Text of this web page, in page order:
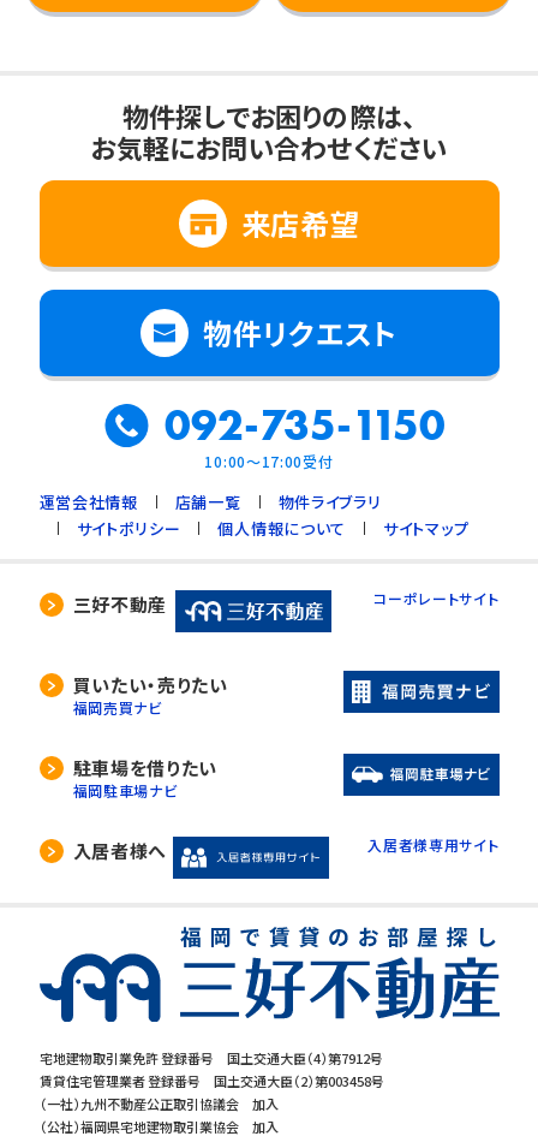
宅地建物取引業免許 登録番号 国土交通大臣（4）第7912号
賃貸住宅管理業者 登録番号 国土交通大臣（2）第003458号
（一社）九州不動産公正取引協議会 加入
（公社）福岡県宅地建物取引業協会 加入
物件探しでお困りの際は、
お気軽にお問い合わせください
来店希望
物件リクエスト
092-735-1150
10:00～17:00受付
運営会社情報 店舗一覧
物件ライブラリ
サイトポリシー
個人情報について サイトマップ
三好不動産 コーポレートサイト
買いたい・売りたい
福岡売買ナビ
駐車場を借りたい
福岡駐車場ナビ
入居者様へ 入居者様専用サイト